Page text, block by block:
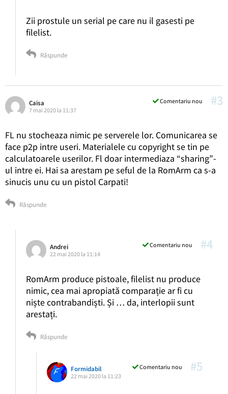
Zii prostule un serial pe care nu il gasesti pe
filelist.
Răspunde
#3
Comentariu nou
Caisa
7 mai 2020 la 11:37
FL nu stocheaza nimic pe serverele lor. Comunicarea se
face p2p intre useri. Materialele cu copyright se tin pe
calculatoarele userilor. Fl doar intermediaza “sharing”-
ul intre ei. Hai sa arestam pe seful de la RomArm ca s-a
sinucis unu cu un pistol Carpati!
Răspunde
#4
Comentariu nou
Andrei
22 mai 2020 la 11:14
RomArm produce pistoale, filelist nu produce
nimic, cea mai apropiată comparație ar fi cu
niște contrabandiști. Și … da, interlopii sunt
arestați.
Răspunde
#5
Comentariu nou
Formidabil
22 mai 2020 la 11:23